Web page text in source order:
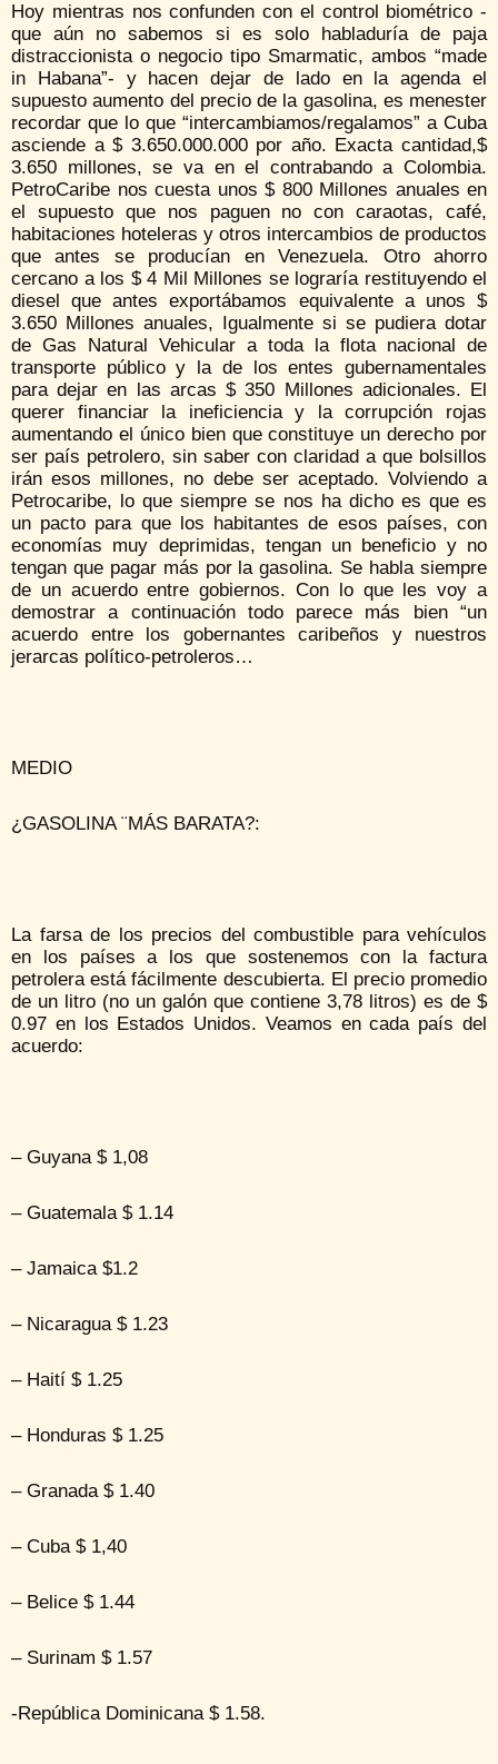
Hoy mientras nos confunden con el control biométrico -
que aún no sabemos si es solo habladuría de paja
distraccionista o negocio tipo Smarmatic, ambos “made
in Habana”- y hacen dejar de lado en la agenda el
supuesto aumento del precio de la gasolina, es menester
recordar que lo que “intercambiamos/regalamos” a Cuba
asciende a $ 3.650.000.000 por año. Exacta cantidad,$
3.650 millones, se va en el contrabando a Colombia.
PetroCaribe nos cuesta unos $ 800 Millones anuales en
el supuesto que nos paguen no con caraotas, café,
habitaciones hoteleras y otros intercambios de productos
que antes se producían en Venezuela. Otro ahorro
cercano a los $ 4 Mil Millones se lograría restituyendo el
diesel que antes exportábamos equivalente a unos $
3.650 Millones anuales, Igualmente si se pudiera dotar
de Gas Natural Vehicular a toda la flota nacional de
transporte público y la de los entes gubernamentales
para dejar en las arcas $ 350 Millones adicionales. El
querer financiar la ineficiencia y la corrupción rojas
aumentando el único bien que constituye un derecho por
ser país petrolero, sin saber con claridad a que bolsillos
irán esos millones, no debe ser aceptado. Volviendo a
Petrocaribe, lo que siempre se nos ha dicho es que es
un pacto para que los habitantes de esos países, con
economías muy deprimidas, tengan un beneficio y no
tengan que pagar más por la gasolina. Se habla siempre
de un acuerdo entre gobiernos. Con lo que les voy a
demostrar a continuación todo parece más bien “un
acuerdo entre los gobernantes caribeños y nuestros
jerarcas político-petroleros…
MEDIO
¿GASOLINA ¨MÁS BARATA?:
La farsa de los precios del combustible para vehículos
en los países a los que sostenemos con la factura
petrolera está fácilmente descubierta. El precio promedio
de un litro (no un galón que contiene 3,78 litros) es de $
0.97 en los Estados Unidos. Veamos en cada país del
acuerdo:
– Guyana $ 1,08
– Guatemala $ 1.14
– Jamaica $1.2
– Nicaragua $ 1.23
– Haití $ 1.25
– Honduras $ 1.25
– Granada $ 1.40
– Cuba $ 1,40
– Belice $ 1.44
– Surinam $ 1.57
-República Dominicana $ 1.58.